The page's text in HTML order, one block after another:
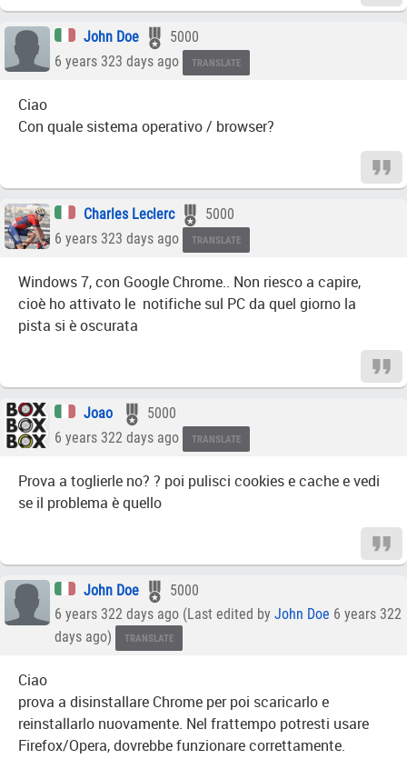
John Doe
5000
6 years 323 days ago
TRANSLATE
Ciao
Con quale sistema operativo / browser?
Charles Leclerc
5000
6 years 323 days ago
TRANSLATE
Windows 7, con Google Chrome.. Non riesco a capire,
cioè ho attivato le notifiche sul PC da quel giorno la
pista si è oscurata
Joao ㅤㅤㅤㅤㅤ
5000
6 years 322 days ago
TRANSLATE
Prova a toglierle no? ? poi pulisci cookies e cache e vedi
se il problema è quello
John Doe
5000
6 years 322 days ago (Last edited by John Doe 6 years 322
days ago)
TRANSLATE
Ciao
prova a disinstallare Chrome per poi scaricarlo e
reinstallarlo nuovamente. Nel frattempo potresti usare
Firefox/Opera, dovrebbe funzionare correttamente.